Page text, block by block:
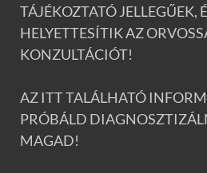
TÁJÉKOZTATÓ JELLEGŰEK,
HELYETTESÍTIK AZ
KONZULTÁCIÓT!
AZ ITT TALÁLHATÓ
PRÓBÁLD
MAGAD!